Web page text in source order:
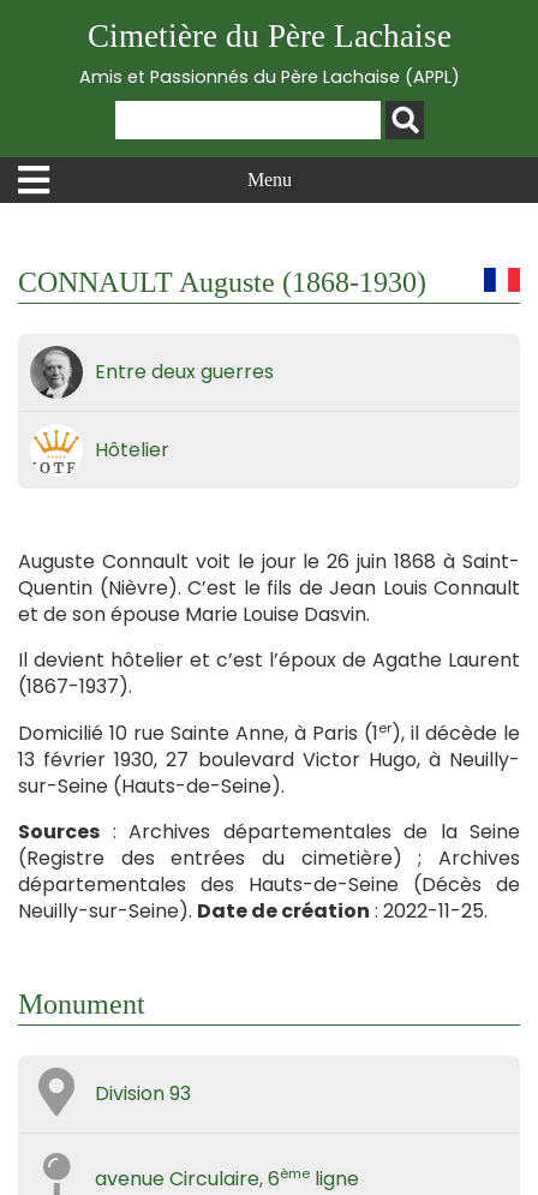
Cimetière du Père Lachaise
Amis et Passionnés du Père Lachaise (APPL)
Menu
CONNAULT Auguste (1868-1930)
Entre deux guerres
Hôtelier
Auguste Connault voit le jour le 26 juin 1868 à Saint-
Quentin (Nièvre). C’est le fils de Jean Louis Connault
et de son épouse Marie Louise Dasvin.
Il devient hôtelier et c’est l’époux de Agathe Laurent
(1867-1937).
Domicilié 10 rue Sainte Anne, à Paris (1er), il décède le
13 février 1930, 27 boulevard Victor Hugo, à Neuilly-
sur-Seine (Hauts-de-Seine).
Sources : Archives départementales de la Seine
(Registre des entrées du cimetière) ; Archives
départementales des Hauts-de-Seine (Décès de
Neuilly-sur-Seine). Date de création : 2022-11-25.
Monument
Division 93
avenue Circulaire, 6ème ligne